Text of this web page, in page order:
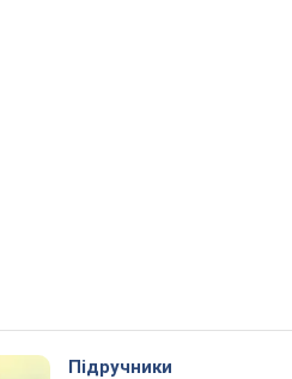
Підручники